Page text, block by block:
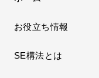
お役立ち情報
SE構法とは